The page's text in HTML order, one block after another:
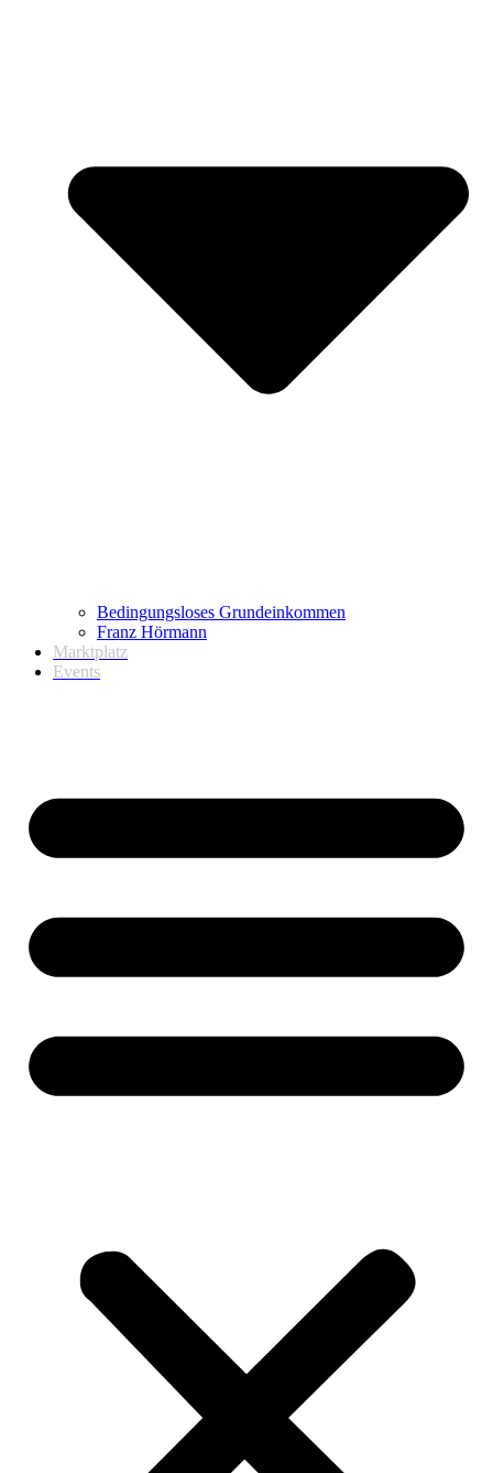
Bedingungsloses Grundeinkommen
Franz Hörmann
Marktplatz
Events